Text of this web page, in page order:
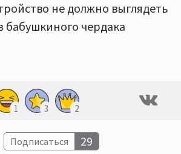
не должно выглядеть
бабушкиного чердака
1 3 2
Подписаться 29